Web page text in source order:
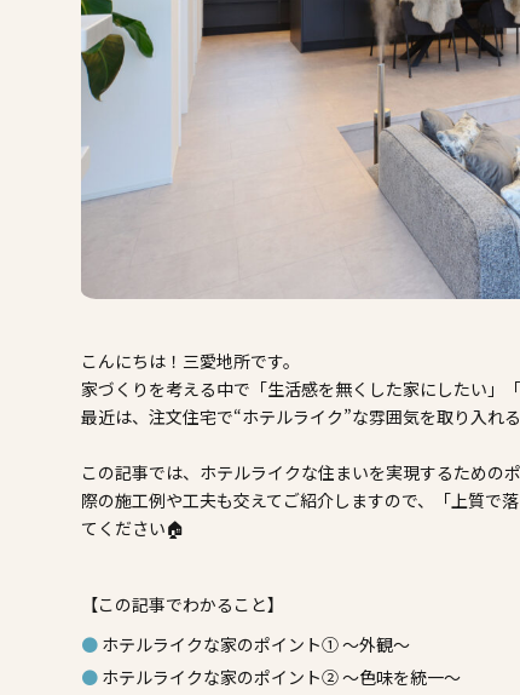
こんにちは！三愛地所です。
家づくりを考える中で「生活感を無くした家にしたい」
最近は、注文住宅で“ホテルライク”な雰囲気を取り入れ
この記事では、ホテルライクな住まいを実現するための
際の施工例や工夫も交えてご紹介しますので、「上質で
てください🏠
【この記事でわかること】
ホテルライクな家のポイント① ～外観～
ホテルライクな家のポイント② ～色味を統一～